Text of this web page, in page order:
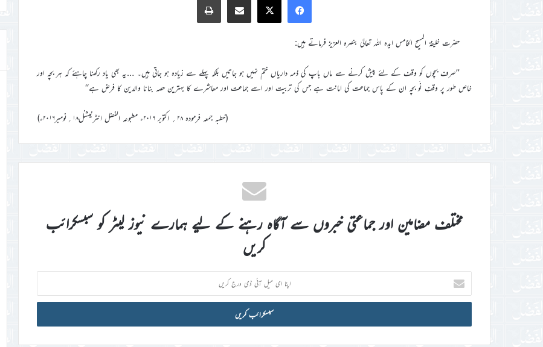
حضرت خلیفۃ المسیح الخامس ایدہ اللہ تعالیٰ بنصرہ العزیز فرماتے ہیں:
’’صرف بچوں کو وقف کے لئے پیش کرنے سے ماں باپ کی ذمہ داریاں ختم نہیں ہو جاتیں بلکہ پہلے سے زیادہ ہو جاتی ہیں۔ …یہ بھی یاد رکھنا چاہئے کہ ہر بچہ اور
خاص طور پر وقفِ نَو بچہ ان کے پاس جماعت کی امانت ہے جس کی تربیت اور اسے جماعت اور معاشرے کا بہترین حصہ بنانا والدین کا فرض ہے‘‘
(خطبہ جمعہ فرمودہ ۲۸؍ اکتوبر ۲۰۱۶ء مطبوعہ الفضل انٹرنیشنل۱۸؍نومبر۲۰۱۶ء)
مختلف مضامین اور جماعتی خبروں سے آگاہ رہنے کے لیے ہمارے نیوز لیٹر کو سبسکرائب
کریں
اپنا
ای
میل
ڈی